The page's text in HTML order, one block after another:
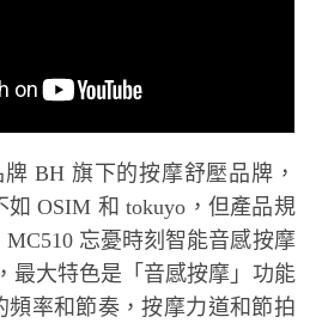
BH 旗下的按摩舒壓品牌，
OSIM 和 tokuyo，但產品規
忘憂時刻智能音感按摩
最大特色是「音感按摩」功能
率和節奏，按摩力道和節拍